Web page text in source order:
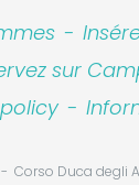
-
sur
-
Corso Duca degli